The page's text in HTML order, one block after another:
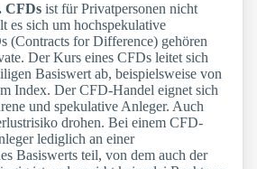
CFDs ist für Privatpersonen nicht
es sich um hochspekulative
(Contracts for Difference) gehören
Der Kurs eines CFDs leitet sich
Basiswert ab, beispielsweise von
Index. Der CFD-Handel eignet sich
und spekulative Anleger. Auch
drohen. Bei einem CFD-
lediglich an einer
Basiswerts teil, von dem auch der